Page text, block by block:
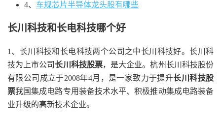
4、 车规芯片半导体龙头股有哪些
长川科技和长电科技哪个好
1、长川科技和长电科技两个公司之中长川科技好。长川科
技为上市公司 长川科技股票，是大企业。杭州长川科技股份
有限公司成立于2008年4月，是一家致力于提升长川科技股
票我国集成电路专用装备技术水平、积极推动集成电路装备
业升级的高新技术企业。